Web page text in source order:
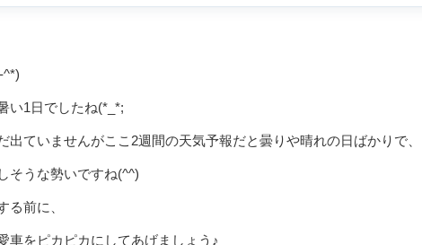
^*)
い1日でしたね(*_*;
出ていませんがここ2週間の天気予報だと曇りや晴れの日ばかりで、
そうな勢いですね(^^)
る前に、
車をピカピカにしてあげましょう♪